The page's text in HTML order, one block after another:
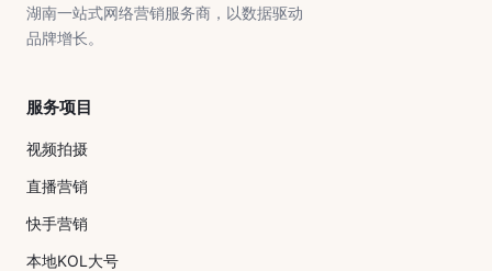
湖南一站式网络营销服务商，以数据驱动
品牌增长。
服务项目
视频拍摄
直播营销
快手营销
本地KOL大号